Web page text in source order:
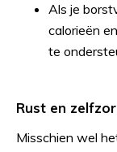
Als je
calorieën
te
Rust en
Misschien wel